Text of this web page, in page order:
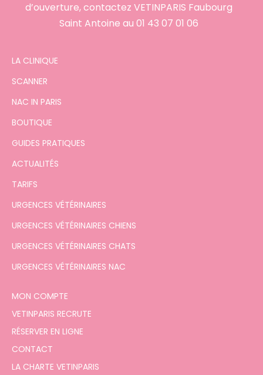
d’ouverture, contactez VETINPARIS Faubourg
Saint Antoine au 01 43 07 01 06
LA CLINIQUE
SCANNER
NAC IN PARIS
BOUTIQUE
GUIDES PRATIQUES
ACTUALITÉS
TARIFS
URGENCES VÉTÉRINAIRES
URGENCES VÉTÉRINAIRES CHIENS
URGENCES VÉTÉRINAIRES CHATS
URGENCES VÉTÉRINAIRES NAC
MON COMPTE
VETINPARIS RECRUTE
RÉSERVER EN LIGNE
CONTACT
LA CHARTE VETINPARIS